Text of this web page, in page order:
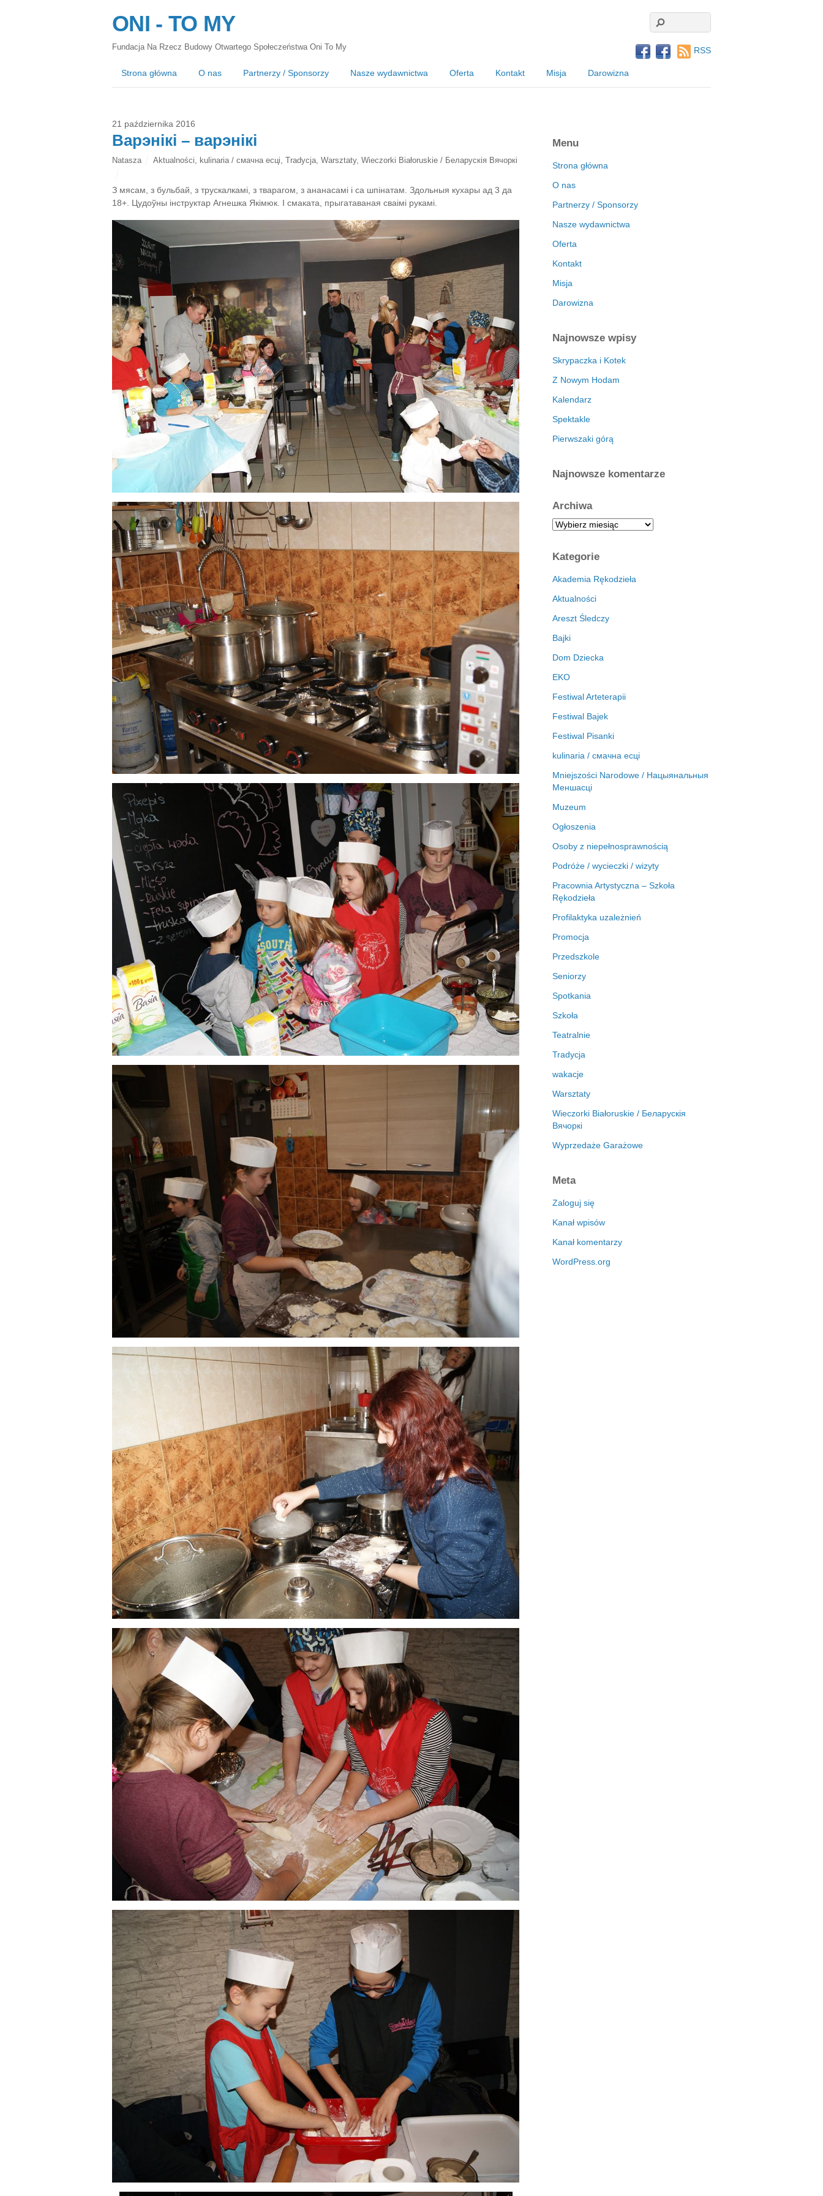
ONI - TO MY
Fundacja Na Rzecz Budowy Otwartego Społeczeństwa Oni To My
Strona główna O nas Partnerzy / Sponsorzy Nasze wydawnictwa Oferta Kontakt Misja Darowizna
RSS
21 października 2016
Варэнікі – варэнікі
Natasza Aktualności kulinaria / смачна есці Tradycja, Warsztaty, Wieczorki Białoruskie / Беларускія Вячоркі
З мясам, з бульбай, з трускалкамі, з тварагом, з ананасамі і са шпінатам. Здольныя кухары ад 3 да
18+. Цудоўны інструктар Агнешка Якімюк. І смаката, прыгатаваная сваімі рукамі.
Menu
Strona główna
O nas
Partnerzy / Sponsorzy
Nasze wydawnictwa
Oferta
Kontakt
Misja
Darowizna
Najnowsze wpisy
Skrypaczka i Kotek
Z Nowym Hodam
Kalendarz
Spektakle
Pierwszaki górą
Najnowsze komentarze
Archiwa
A
h
i
a
Kategorie
Akademia Rękodzieła
Aktualności
Areszt Śledczy
Bajki
Dom Dziecka
EKO
Festiwal Arteterapii
Festiwal Bajek
Festiwal Pisanki
kulinaria / смачна есці
Mniejszości Narodowe / Нацыянальныя
Меншасці
Muzeum
Ogłoszenia
Osoby z niepełnosprawnością
Podróże / wycieczki / wizyty
Pracownia Artystyczna – Szkoła
Rękodzieła
Profilaktyka uzależnień
Promocja
Przedszkole
Seniorzy
Spotkania
Szkoła
Teatralnie
Tradycja
wakacje
Warsztaty
Wieczorki Białoruskie / Беларускія
Вячоркі
Wyprzedaże Garażowe
Meta
Zaloguj się
Kanał wpisów
Kanał komentarzy
WordPress.org